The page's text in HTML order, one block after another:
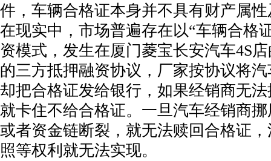
件，车辆合格证本身并不具有财产属
在现实中，市场普遍存在以“车辆合格
资模式，发生在厦门菱宝长安汽车4S
的三方抵押融资协议，厂家按协议将
却把合格证发给银行，如果经销商无
就卡住不给合格证。一旦汽车经销商
或者资金链断裂，就无法赎回合格证
照等权利就无法实现。